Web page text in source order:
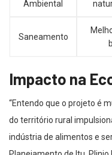
Ambiental
Saneamento
Impacto na
“Entendo que o projeto é
do território rural
indústria de alimentos e